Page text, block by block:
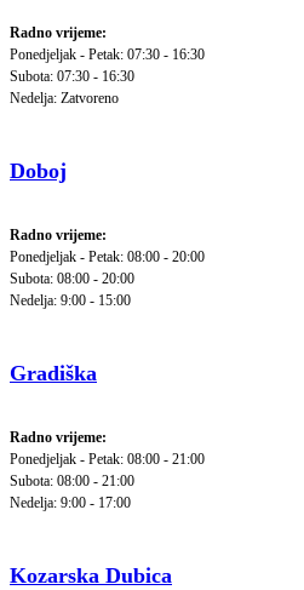
Radno vrijeme:
Ponedjeljak - Petak: 07:30 - 16:30
Subota: 07:30 - 16:30
Nedelja: Zatvoreno
Doboj
Radno vrijeme:
Ponedjeljak - Petak: 08:00 - 20:00
Subota: 08:00 - 20:00
Nedelja: 9:00 - 15:00
Gradiška
Radno vrijeme:
Ponedjeljak - Petak: 08:00 - 21:00
Subota: 08:00 - 21:00
Nedelja: 9:00 - 17:00
Kozarska Dubica